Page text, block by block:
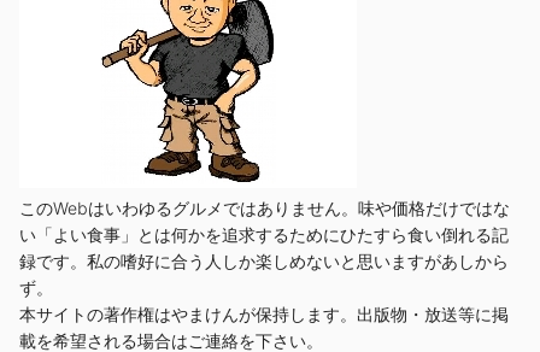
このWebはいわゆるグルメではありません。味や価格だけではな
い「よい食事」とは何かを追求するためにひたすら食い倒れる記
録です。私の嗜好に合う人しか楽しめないと思いますがあしから
ず。
本サイトの著作権はやまけんが保持します。出版物・放送等に掲
載を希望される場合はご連絡を下さい。